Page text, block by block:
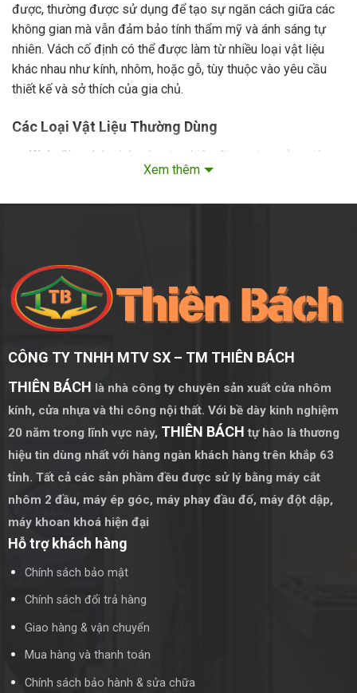
được, thường được sử dụng để tạo sự ngăn cách giữa các
không gian mà vẫn đảm bảo tính thẩm mỹ và ánh sáng tự
nhiên. Vách cố định có thể được làm từ nhiều loại vật liệu
khác nhau như kính, nhôm, hoặc gỗ, tùy thuộc vào yêu cầu
thiết kế và sở thích của gia chủ.
Các Loại Vật Liệu Thường Dùng
Kính:
Cho phép ánh sáng tự nhiên đi qua, tạo cảm giác
không gian rộng rãi hơn.
Nhôm:Bền bỉ, chống gỉ sét, phù hợp với khí hậu nhiệt đới.
Cấu Trúc Của Cửa Sổ Mở Hất 1 Cánh
Định Nghĩa Và Đặc Điểm Của Cửa Sổ Mở Hất
chiều dọc, giúp thông gió hiệu quả mà không chiếm nhiều
diện tích. Cửa sổ này thường được sử dụng ở những vị trí
cần lưu thông không khí tốt như phòng bếp hoặc nhà vệ sinh.
Ưu Điểm Và Nhược Điểm
Ưu Điểm:
Thông gió tốt
Tiết kiệm không gian
Dễ dàng vệ sinh
Nhược Điểm:
rộng hoàn toàn cửa sổ
Có thể bị ảnh hưởng bởi gió mạnh
Xem thêm
CÔNG TY TNHH MTV SX – TM THIÊN BÁCH
THIÊN BÁCH là nhà công ty chuyên sản xuất cửa nhôm
kính, cửa nhựa và thi công nội thất. Với bề dày kinh nghiệm
20 năm trong lĩnh vực này, THIÊN BÁCH tự hào là thương
hiệu tin dùng nhất với hàng ngàn khách hàng trên khắp 63
tỉnh. Tất cả các sản phầm đều được sử lý bằng máy cắt
nhôm 2 đầu, máy ép góc, máy phay đầu đố, máy đột dập,
máy khoan khoá hiện đại
Hỗ trợ khách hàng
Chính sách bảo mật
Chính sách đổi trả hàng
Giao hàng & vận chuyển
Mua hàng và thanh toán
Chính sách bảo hành & sửa chữa